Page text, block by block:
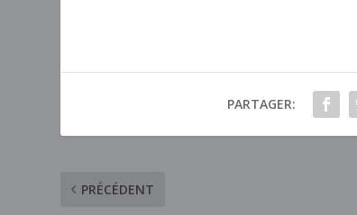
PARTAGER:
PRÉCÉDENT